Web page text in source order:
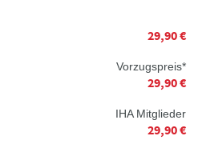
29,90 €
Vorzugspreis*
29,90 €
IHA Mitglieder
29,90 €